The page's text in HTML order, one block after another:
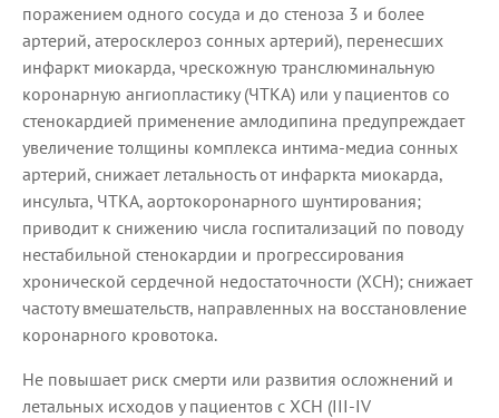
поражением одного сосуда и до стеноза 3 и более
артерий, атеросклероз сонных артерий), перенесших
инфаркт миокарда, чрескожную транслюминальную
коронарную ангиопластику (ЧТКА) или у пациентов со
стенокардией применение амлодипина предупреждает
увеличение толщины комплекса интима-медиа сонных
артерий, снижает летальность от инфаркта миокарда,
инсульта, ЧТКА, аортокоронарного шунтирования;
приводит к снижению числа госпитализаций по поводу
нестабильной стенокардии и прогрессирования
хронической сердечной недостаточности (ХСН); снижает
частоту вмешательств, направленных на восстановление
коронарного кровотока.
Не повышает риск смерти или развития осложнений и
летальных исходов у пациентов с ХСН (III-IV